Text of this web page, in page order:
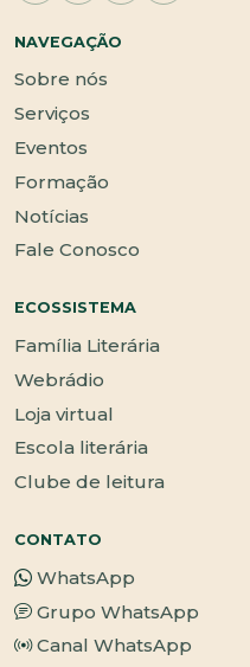
NAVEGAÇÃO
Sobre nós
Serviços
Eventos
Formação
Notícias
Fale Conosco
ECOSSISTEMA
Família Literária
Webrádio
Loja virtual
Escola literária
Clube de leitura
CONTATO
WhatsApp
Grupo WhatsApp
Canal WhatsApp